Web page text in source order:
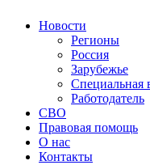
Новости
Регионы
Россия
Зарубежье
Специальная
Работодатель
СВО
Правовая помощь
О нас
Контакты